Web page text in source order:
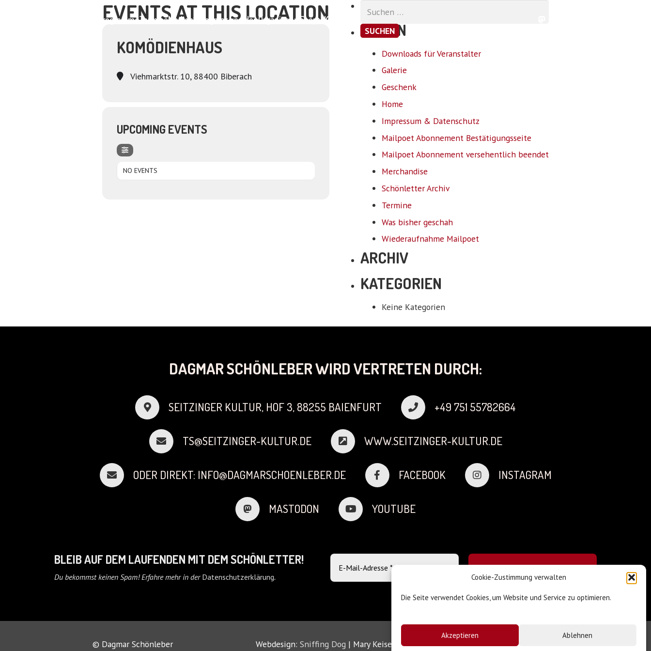
Cookie-Zustimmung verwalten
Die Seite verwendet Cookies, um Website und Service zu optimieren.
Akzeptieren Ablehnen
ProgrammeTermineMedien Dagmar und der Organismus Shop Kontakt
EVENTS AT THIS LOCATION
KOMÖDIENHAUS
Viehmarktstr. 10, 88400 Biberach
UPCOMING EVENTS
NO EVENTS
nach:
SEITEN
Downloads für Veranstalter
Galerie
Geschenk
Home
Impressum & Datenschutz
Mailpoet Abonnement Bestätigungsseite
Mailpoet Abonnement versehentlich beendet
Merchandise
Schönletter Archiv
Termine
Was bisher geschah
Wiederaufnahme Mailpoet
ARCHIV
KATEGORIEN
Keine Kategorien
DAGMAR SCHÖNLEBER WIRD VERTRETEN DURCH:
SEITZINGER KULTUR, HOF 3, 88255 BAIENFURT +49 751 55782664
TS@SEITZINGER-KULTUR.DE WWW.SEITZINGER-KULTUR.DE
ODER DIREKT: INFO@DAGMARSCHOENLEBER.DE FACEBOOK INSTAGRAM
MASTODON YOUTUBE
BLEIB AUF DEM LAUFENDEN MIT DEM SCHÖNLETTER!
Du bekommst keinen Spam! Erfahre mehr in der Datenschutzerklärung.
© Dagmar Schönleber Webdesign:Sniffing Dog | Mary Keiser Impressum & Datenschutz